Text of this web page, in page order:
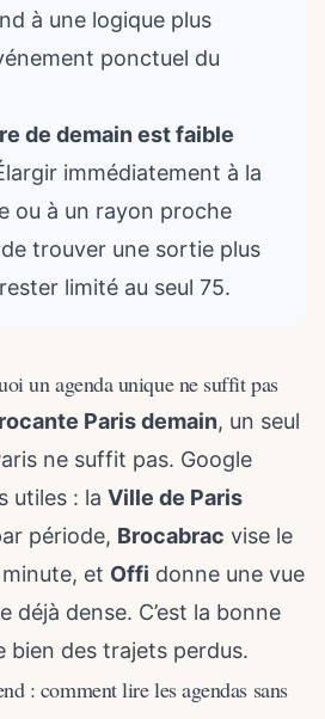
à une logique plus
ponctuel du
de demain est faible
immédiatement à la
ou à un rayon proche
trouver une sortie plus
limité au seul 75.
un agenda unique ne suffit pas
Paris demain, un seul
ne suffit pas. Google
utiles : la Ville de Paris
période, Brocabrac vise le
et Offi donne une vue
déjà dense. C’est la bonne
bien des trajets perdus.
: comment lire les agendas sans